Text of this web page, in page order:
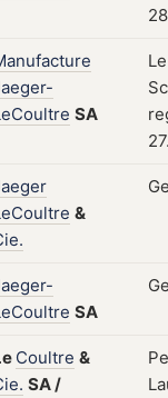
SA
&
SA
Coultre &
SA/